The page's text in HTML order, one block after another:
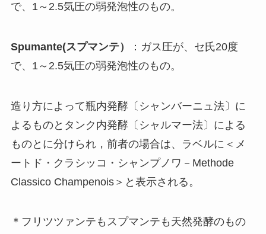
で、1～2.5気圧の弱発泡性のもの。
Spumante(スプマンテ）
：ガス圧が、セ氏20度
で、1～2.5気圧の弱発泡性のもの。
造り方によって瓶内発酵〔シャンバーニュ法〕に
よるものとタンク内発酵〔シャルマー法〕による
ものとに分けられ，前者の場合は、ラベルに＜メ
ートド・クラシッコ・シャンプノワ－Methode
Classico Champenois＞と表示される。
＊フリツツァンテもスプマンテも天然発酵のもの